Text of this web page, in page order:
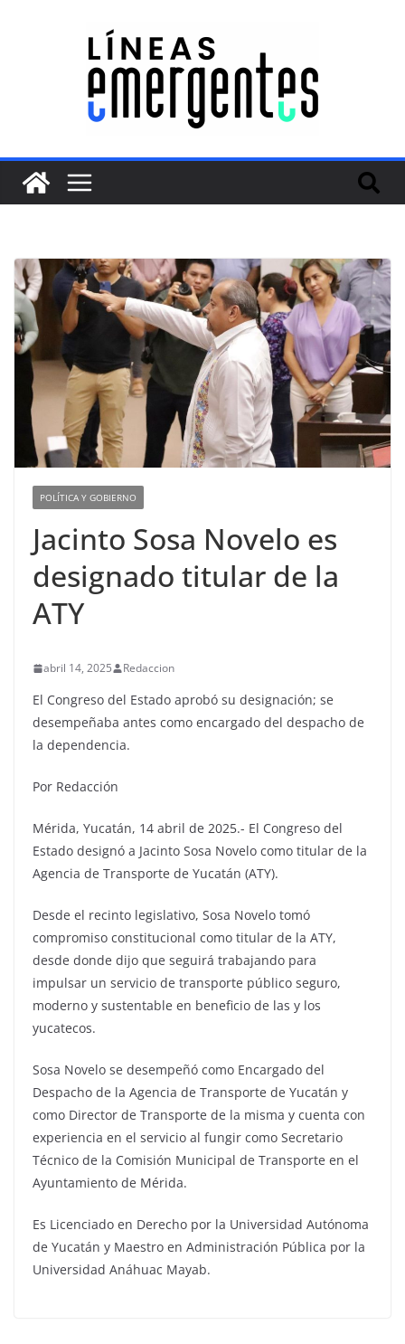
POLÍTICA Y GOBIERNO
Jacinto Sosa Novelo es
designado titular de la
ATY
abril 14, 2025 Redaccion
El Congreso del Estado aprobó su designación; se
desempeñaba antes como encargado del despacho de
la dependencia.
Por Redacción
Mérida, Yucatán, 14 abril de 2025.- El Congreso del
Estado designó a Jacinto Sosa Novelo como titular de la
Agencia de Transporte de Yucatán (ATY).
Desde el recinto legislativo, Sosa Novelo tomó
compromiso constitucional como titular de la ATY,
desde donde dijo que seguirá trabajando para
impulsar un servicio de transporte público seguro,
moderno y sustentable en beneficio de las y los
yucatecos.
Sosa Novelo se desempeñó como Encargado del
Despacho de la Agencia de Transporte de Yucatán y
como Director de Transporte de la misma y cuenta con
experiencia en el servicio al fungir como Secretario
Técnico de la Comisión Municipal de Transporte en el
Ayuntamiento de Mérida.
Es Licenciado en Derecho por la Universidad Autónoma
de Yucatán y Maestro en Administración Pública por la
Universidad Anáhuac Mayab.